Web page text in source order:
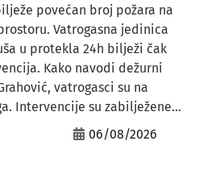
povećan broj požara na
Vatrogasna jedinica
u protekla 24h bilježi čak
Kako navodi dežurni
vatrogasci su na
Intervencije su zabilježene...
06/08/2026